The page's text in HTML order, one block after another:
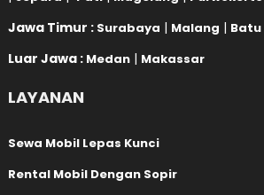
Jawa Timur : Surabaya | Malang | Batu
Luar Jawa : Medan | Makassar
LAYANAN
Sewa Mobil Lepas Kunci
Rental Mobil Dengan Sopir